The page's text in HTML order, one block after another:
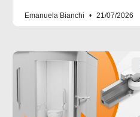
Emanuela Bianchi 21/07/2026